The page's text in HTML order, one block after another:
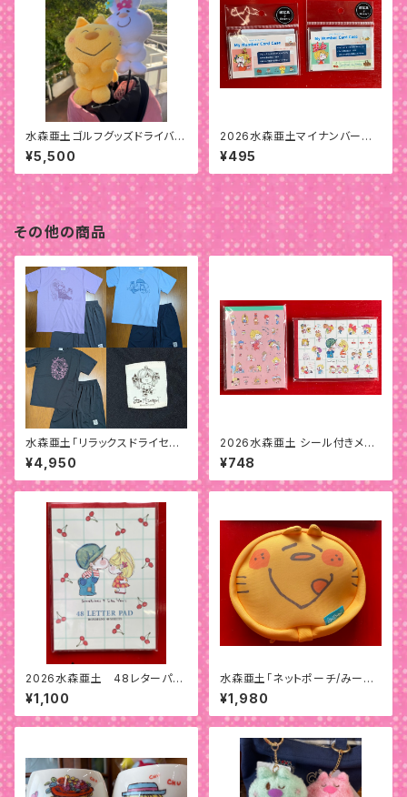
水森亜土ゴルフグッズドライバー
用ヘッドカバー
¥5,500
2026水森亜土マイナンバーカ
ードケース
¥495
その他の商品
水森亜土「リラックスドライセット
アップ」
¥4,950
2026水森亜土 シール付きメモ
パッド
¥748
2026水森亜土 48レターパッ
ド
¥1,100
水森亜土「ネットポーチ/みーた
ん」
¥1,980